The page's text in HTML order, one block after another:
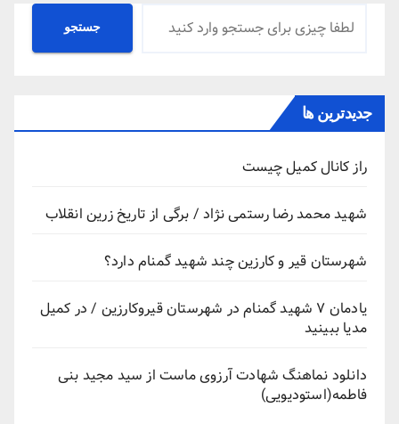
جستجو جستجو
جدیدترین ها
راز کانال کمیل چیست
شهید محمد رضا رستمی نژاد / برگی از تاریخ زرین انقلاب
شهرستان قیر و کارزین چند شهید گمنام دارد؟
یادمان ۷ شهید گمنام در شهرستان قیروکارزین / در کمیل
مدیا ببینید
دانلود نماهنگ شهادت آرزوی ماست از سید مجید بنی
فاطمه(استودیویی)